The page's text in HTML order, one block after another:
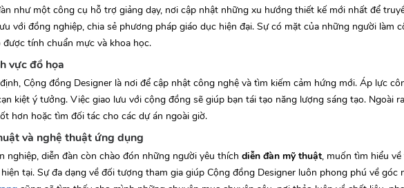
như một công cụ hỗ trợ giảng dạy, nơi cập nhật những xu hướng thiết kế mới nhất để
với đồng nghiệp, chia sẻ phương pháp giáo dục hiện đại. Sự có mặt của những người làm
tính chuẩn mực và khoa học.
vực đồ họa
Cộng đồng Designer là nơi để cập nhật công nghệ và tìm kiếm cảm hứng mới. Áp lực
kiệt ý tưởng. Việc giao lưu với cộng đồng sẽ giúp bạn tái tạo năng lượng sáng tạo. Ngoài
hơn hoặc tìm đối tác cho các dự án ngoài giờ.
và nghệ thuật ứng dụng
nghiệp, diễn đàn còn chào đón những người yêu thích diễn đàn mỹ thuật, muốn tìm hiểu
tại. Sự đa dạng về đối tượng tham gia giúp Cộng đồng Designer luôn phong phú về góc